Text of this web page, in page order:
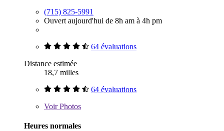
(715) 825-5991
Ouvert aujourd'hui de 8h am à 4h pm
64 évaluations
Distance estimée
18,7 milles
64 évaluations
VoirPhotos
Heures normales